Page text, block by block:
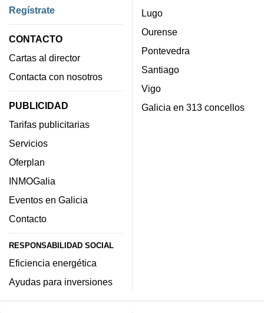
Regístrate
CONTACTO
Cartas al director
Contacta con nosotros
PUBLICIDAD
Tarifas publicitarias
Servicios
Oferplan
INMOGalia
Eventos en Galicia
Contacto
RESPONSABILIDAD SOCIAL
Eficiencia energética
Ayudas para inversiones
Lugo
Ourense
Pontevedra
Santiago
Vigo
Galicia en 313 concellos